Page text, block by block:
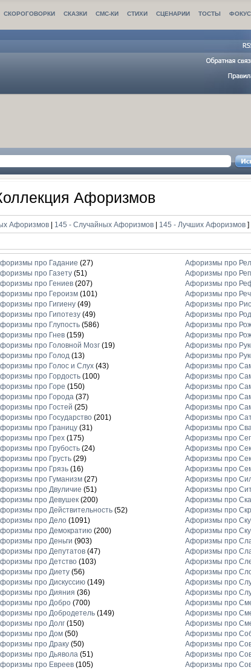
СКОРОГОВОРКИ СКАЗКИ СМС-КИ СТИХИ СЦЕНАРИИ ТОСТЫ
Афоризмов
Афоризмов | 145 - Случайных Афоризмов | 145 - Лучших Афоризмов]
про Гадание (27)
про Газету(51)
про Гениев(207)
про Героизм(101)
про Гигиену(49)
про Гипотезу(49)
про Глупость(586)
про Гнев(159)
про Головной Мозг(19)
про Голод(13)
про Голос и Слух(43)
про Гордость(100)
про Горе (150)
про Города(37)
про Гостей (25)
про Государство(201)
про Границу(31)
про Грех(175)
про Грубость(24)
про Грусть(29)
про Грязь(16)
про Гуманизм(27)
про Двуличие (51)
про Девушек(200)
про Действительность(52)
про Дело(1091)
про Демократию(200)
про Деньги (903)
про Депутатов(47)
про Детство(103)
про Диету(56)
про Дискуссию(149)
про Дияния (36)
про Добро(700)
про Добродетель(149)
про Долг(150)
про Дом(50)
про Драку(50)
про Дьявола(51)
про Евреев(105)
Афоризмы про
Афоризмы про
Афоризмы про
Афоризмы про
Афоризмы про
Афоризмы про
Афоризмы про
Афоризмы про
Афоризмы про
Афоризмы про
Афоризмы про
Афоризмы про
Афоризмы про
Афоризмы про
Афоризмы про
Афоризмы про
Афоризмы про
Афоризмы про
Афоризмы про
Афоризмы про
Афоризмы про
Афоризмы про
Афоризмы про
Афоризмы про
Афоризмы про
Афоризмы про
Афоризмы про
Афоризмы про
Афоризмы про
Афоризмы про
Афоризмы про
Афоризмы про
Афоризмы про
Афоризмы про
Афоризмы про
Афоризмы про
Афоризмы про
Афоризмы про
Афоризмы про
Афоризмы про